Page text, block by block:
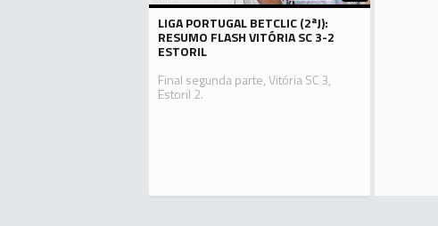
LIGA PORTUGAL BETCLIC (2ªJ):
RESUMO FLASH VITÓRIA SC 3-2
ESTORIL
Final segunda parte, Vitória SC 3,
Estoril 2.